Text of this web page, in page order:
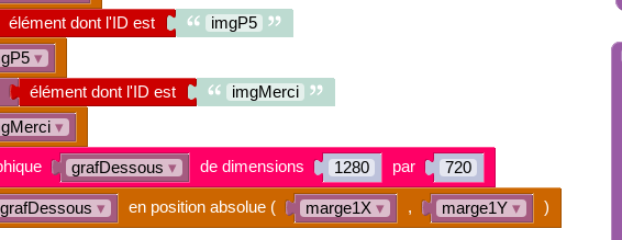
imgP5
élément dont l'ID est
▾
imgMerci
élément dont l'ID est
▾
grafDessous ▾ 1280 720
grafDessous ▾ marge1X ▾ marge1Y ▾
en position absolue ( , )
de dimensions par